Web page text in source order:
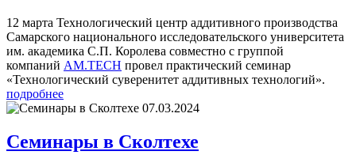
12 марта Технологический центр аддитивного производства
Самарского национального исследовательского университета
им. академика С.П. Королева совместно с группой
компаний AM.TECH провел практический семинар
«Технологический суверенитет аддитивных технологий».
подробнее
07.03.2024
Семинары в Сколтехе